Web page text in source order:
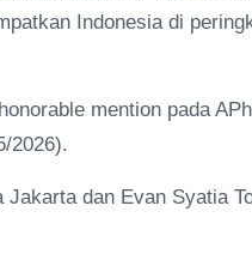
Indonesia di
mention pada
2026).
dan Evan Syatia